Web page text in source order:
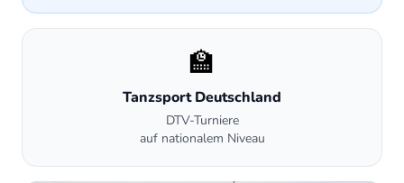
🏫
Tanzsport Deutschland
DTV-Turniere
auf nationalem Niveau